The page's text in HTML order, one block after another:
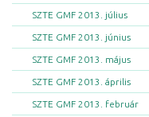
SZTE GMF 2013. július
SZTE GMF 2013. június
SZTE GMF 2013. május
SZTE GMF 2013. április
SZTE GMF 2013. február